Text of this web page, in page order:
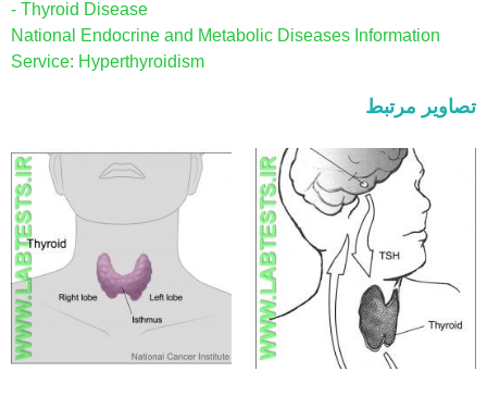
- Thyroid Disease
National Endocrine and Metabolic Diseases Information
Service: Hyperthyroidism
تصاویر مرتبط